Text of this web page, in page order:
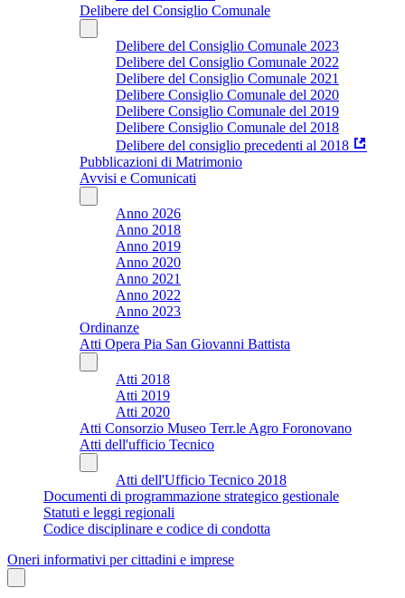
Delibere del Consiglio Comunale
Delibere del Consiglio Comunale 2023
Delibere del Consiglio Comunale 2022
Delibere del Consiglio Comunale 2021
Delibere Consiglio Comunale del 2020
Delibere Consiglio Comunale del 2019
Delibere Consiglio Comunale del 2018
Delibere del consiglio precedenti al 2018
Pubblicazioni di Matrimonio
Avvisi e Comunicati
Anno 2026
Anno 2018
Anno 2019
Anno 2020
Anno 2021
Anno 2022
Anno 2023
Ordinanze
Atti Opera Pia San Giovanni Battista
Atti 2018
Atti 2019
Atti 2020
Atti Consorzio Museo Terr.le Agro Foronovano
Atti dell'ufficio Tecnico
Atti dell'Ufficio Tecnico 2018
Documenti di programmazione strategico gestionale
Statuti e leggi regionali
Codice disciplinare e codice di condotta
Oneri informativi per cittadini e imprese